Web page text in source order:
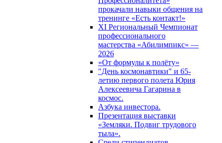
прокачали навыки общения на
тренинге «Есть контакт!»
XI Региональный Чемпионат
профессионального
мастерства «Абилимпикс» —
2026
«От формулы к полёту»
"День космонавтики" и 65-
летию первого полета Юрия
Алексеевича Гагарина в
космос.
Азбука инвестора.
Презентация выставки
«Земляки. Подвиг трудового
тыла».